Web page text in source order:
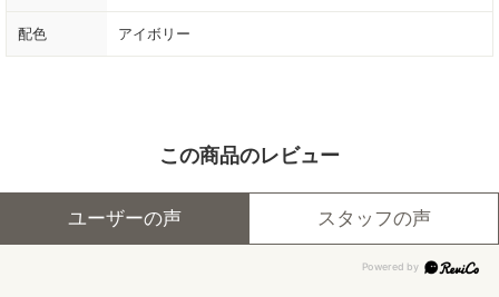
配色 アイボリー
この商品のレビュー
ユーザーの声 スタッフの声